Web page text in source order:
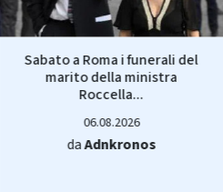
Sabato a Roma i funerali del
marito della ministra
Roccella...
06.08.2026
daAdnkronos